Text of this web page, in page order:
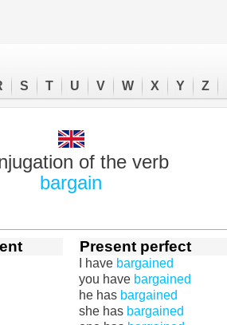
S T U V W X Y Z
of the verb
bargain
Present perfect
I have bargained
you have bargained
he has bargained
she has bargained